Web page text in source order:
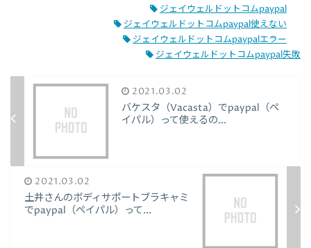
ジェイウェルドットコムpaypal
ジェイウェルドットコムpaypal使えない
ジェイウェルドットコムpaypalエラー
ジェイウェルドットコムpaypal失敗
2021.03.02
バケスタ（Vacasta）でpaypal（ペ
イパル）って使えるの...
2021.03.02
土井さんのボディサポートブラキャミ
でpaypal（ペイパル）って...